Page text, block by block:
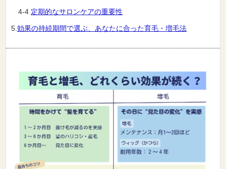
4-4 定期的なサロンケアの重要性
5.効果の持続期間で選ぶ、あなたに合った育毛・増毛法